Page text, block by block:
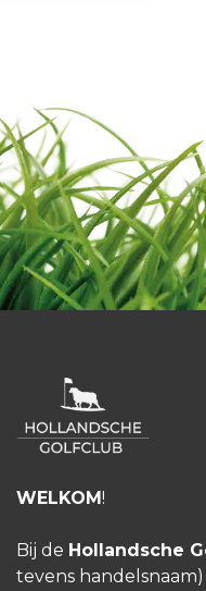
WELKOM!
Bij de Hollandsche
tevens